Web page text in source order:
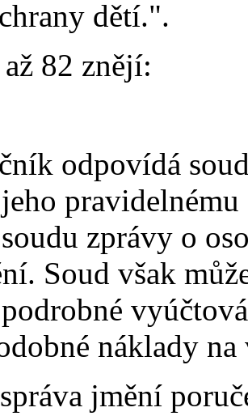
dětí.".
82 znějí:
odpovídá
zprávy o
Soud však
náklady
jmění